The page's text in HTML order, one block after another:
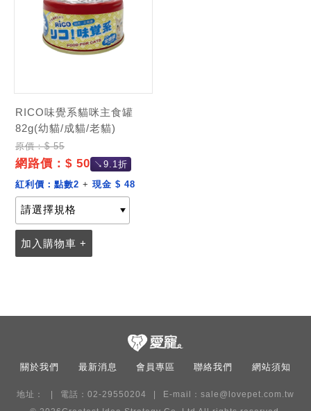
RICO味覺系貓咪主食罐
82g(幼貓/成貓/老貓)
原價：$ 55
網路價：$ 50 ↘9.1折
紅利價： 點數2 + 現金 $ 48
加入購物車 +
關於我們 最新消息 會員專區 聯絡我們 網站須知
地址： 電話：02-29550204 E-mail： sale@lovepet.com.tw
記住帳號